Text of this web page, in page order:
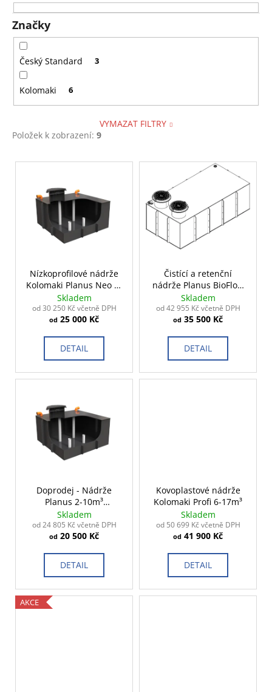
k
t
ů
Značky
Český Standard 3
Kolomaki 6
VYMAZAT FILTRY
Položek k zobrazení: 9
V
Nízkoprofilové nádrže
Kolomaki Planus Neo 2-
15m³
Skladem
od 30 250 Kč včetně DPH
od 25 000 Kč
DETAIL
Čistící a retenční
nádrže Planus BioFlow
2-15m³
Skladem
od 42 955 Kč včetně DPH
od 35 500 Kč
DETAIL
Doprodej - Nádrže
Planus 2-10m³
předchozí generace
Skladem
od 24 805 Kč včetně DPH
od 20 500 Kč
DETAIL
Kovoplastové nádrže
Kolomaki Profi 6-17m³
Skladem
od 50 699 Kč včetně DPH
od 41 900 Kč
DETAIL
AKCE
a
j
HLEDAT